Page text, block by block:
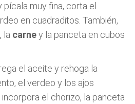
muy fina, corta el
en cuadraditos. También,
la carney la panceta en cubos
el aceite y rehoga la
el verdeo y los ajos
el chorizo, la panceta